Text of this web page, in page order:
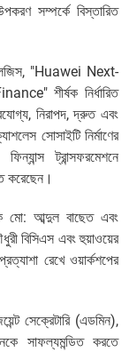
সম্পর্কে বিস্তারিত
"Huawei Next-
শীর্ষক নির্ধারিত
নিরাপদ, দ্রুত এবং
সোসাইটি নির্মাণের
ট্রান্সফরমেশনে
করেছেন।
মো: আব্দুল বাছেত এবং
বিসিএস এবং হুয়াওয়ের
রেখে ওয়ার্কশপের
সেক্রেটারি (এডমিন),
সাফল্যমন্ডিত করতে